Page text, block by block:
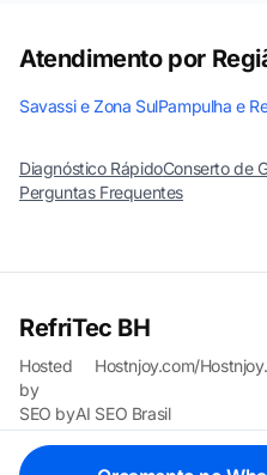
Atendimento por
Savassi e Zona SulPampulha e
Diagnóstico RápidoConserto de
Perguntas Frequentes
RefriTec BH
Hosted
by
Hostnjoy.com/
SEO byAI SEO Brasil